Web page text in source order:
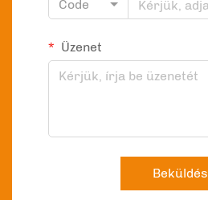
Code
Üzenet
Beküldés